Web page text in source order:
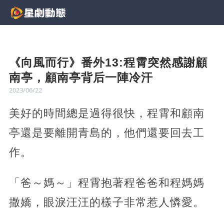
《向風而行》番外13:程霄突然感謝顧
南亭，顧南亭背后一陣冷汗
2023/06/22
美好的時間總是過得很快，程霄和顧南
亭還是要離開青島的，他們還要回去工
作。
「爸～媽～」程霄抱著程爸爸和程媽媽
撒嬌，眼淚汪汪的樣子非常惹人憐愛。